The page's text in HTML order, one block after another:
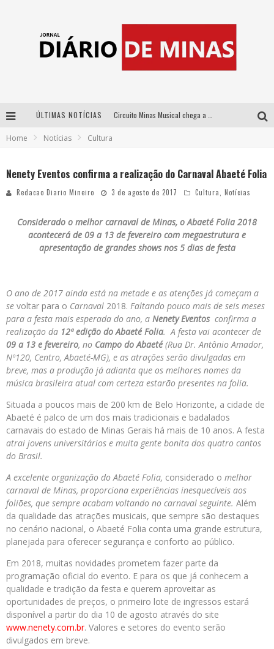
ÚLTIMAS NOTÍCIAS
Home Notícias Cultura
Nenety Eventos confirma a realização do Carnaval Abaeté Folia
Redacao Diario Mineiro 3 de agosto de 2017 Cultura Notícias
Considerado o melhor carnaval de Minas, o Abaeté Folia 2018
acontecerá de 09 a 13 de fevereiro com megaestrutura e
apresentação de grandes shows nos 5 dias de festa
O ano de 2017 ainda está na metade e as atenções já começam a
se voltar para o Carnaval 2018. Faltando pouco mais de seis meses
para a festa mais esperada do ano, a Nenety Eventosconfirma a
realização da 12ª edição do Abaeté Folia. A festa vai acontecer de
09 a 13 e fevereiro, no Campo do Abaeté(Rua Dr. Antônio Amador,
Nº120, Centro, Abaeté-MG), e as atrações serão divulgadas em
breve, mas a produção já adianta que os melhores nomes da
música brasileira atual com certeza estarão presentes na folia.
Situada a poucos mais de 200 km de Belo Horizonte, a cidade de
Abaeté é palco de um dos mais tradicionais e badalados
carnavais do estado de Minas Gerais há mais de 10 anos. A festa
atrai jovens universitários e muita gente bonita dos quatro cantos
do Brasil.
A excelente organização do Abaeté Folia, considerado o melhor
carnaval de Minas, proporciona experiências inesquecíveis aos
foliões, que sempre acabam voltando no carnaval seguinte. Além
da qualidade das atrações musicais, que sempre são destaques
no cenário nacional, o Abaeté Folia conta uma grande estrutura,
planejada para oferecer segurança e conforto ao público.
Em 2018, muitas novidades prometem fazer parte da
programação oficial do evento. E para os que já conhecem a
qualidade e tradição da festa e querem aproveitar as
oportunidades de preços, o primeiro lote de ingressos estará
disponível a partir do dia 10 de agosto através do site
www.nenety.com.br. Valores e setores do evento serão
divulgados em breve.